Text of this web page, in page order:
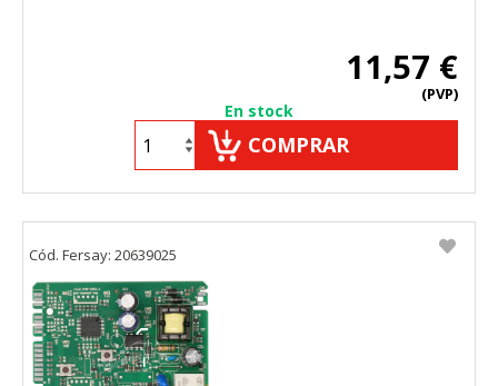
11,57 €
(PVP)
En stock
COMPRAR
Cód. Fersay: 20639025